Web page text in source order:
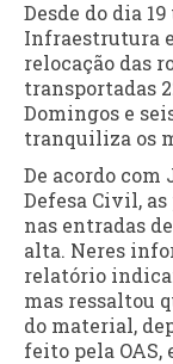
Desde do dia
Infraestrutura
relocação das
transportadas
Domingos e
tranquiliza os
De acordo com
Defesa Civil,
nas entradas
alta. Neres
relatório
mas ressaltou
do material,
feito pela OAS,